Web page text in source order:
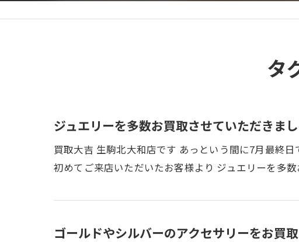
タ
ジュエリーを多数お買取させていただきま
買取大吉 生駒北大和店です あっという間に7月最終
初めてご来店いただいたお客様より ジュエリーを多
ゴールドやシルバーのアクセサリーをお買